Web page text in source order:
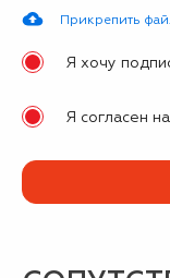
Прикрепить
Я хочу
Я согласен на